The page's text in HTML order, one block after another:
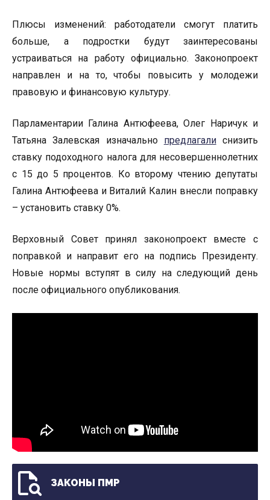
Плюсы изменений: работодатели смогут платить
больше, а подростки будут заинтересованы
устраиваться на работу официально. Законопроект
направлен и на то, чтобы повысить у молодежи
правовую и финансовую культуру.
Парламентарии Галина Антюфеева, Олег Наричук и
Татьяна Залевская изначально предлагалиснизить
ставку подоходного налога для несовершеннолетних
с 15 до 5 процентов. Ко второму чтению депутаты
Галина Антюфеева и Виталий Калин внесли поправку
– установить ставку 0%.
Верховный Совет принял законопроект вместе с
поправкой и направит его на подпись Президенту.
Новые нормы вступят в силу на следующий день
после официального опубликования.
ЗАКОНЫ ПМР